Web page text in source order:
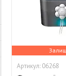
06268